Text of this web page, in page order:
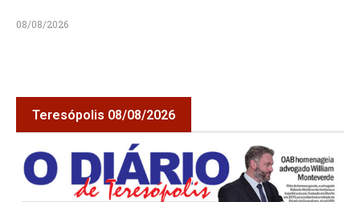
08/08/2026
Teresópolis 08/08/2026